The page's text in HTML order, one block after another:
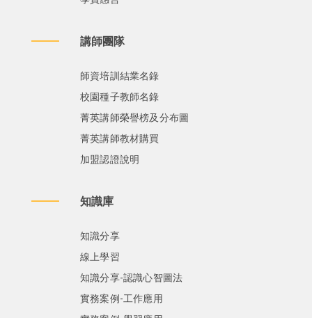
講師團隊
師資培訓結業名錄
校園種子教師名錄
菁英講師榮譽榜及分布圖
菁英講師教材購買
加盟認證說明
知識庫
知識分享
線上學習
知識分享-認識心智圖法
實務案例-工作應用